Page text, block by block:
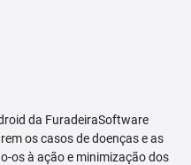
da FuradeiraSoftware
os casos de doenças e as
os à ação e minimização dos